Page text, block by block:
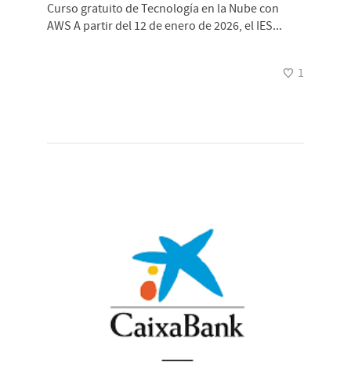
Curso gratuito de Tecnología en la Nube con
AWS A partir del 12 de enero de 2026, el IES...
1